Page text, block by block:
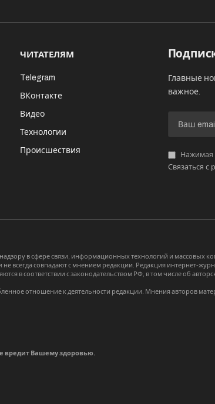
ЧИТАТЕЛЯМ
Telegram
ВКонтакте
Видео
Технологии
Происшествия
Главные
важное.
Нажимая
Связаться с
в сфере связи, информационных технологий и массовых
всегда совпадают с мнением редакции. Редакция интернет-
в соответствии с законодательством РФ, в том числе об
отношение к деятельности редакции. Мнения авторов
вредит Вашему здоровью.